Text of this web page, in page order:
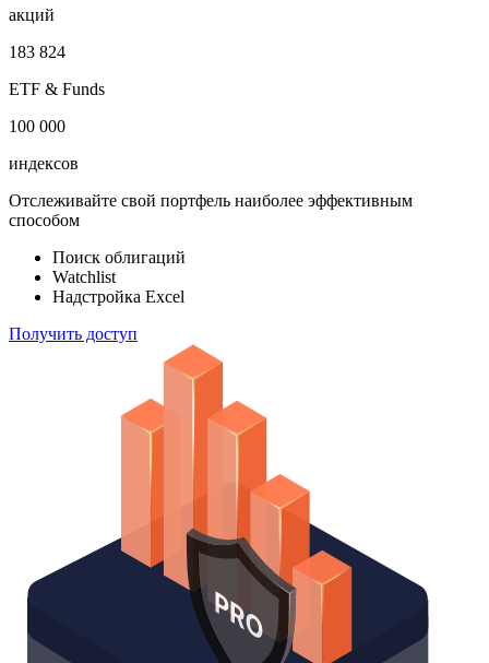
облигаций
100 000
акций
183 824
ETF & Funds
100 000
Отслеживайте свой портфель наиболее эффективным
способом
Поиск облигаций
Надстройка Excel
Получить доступ